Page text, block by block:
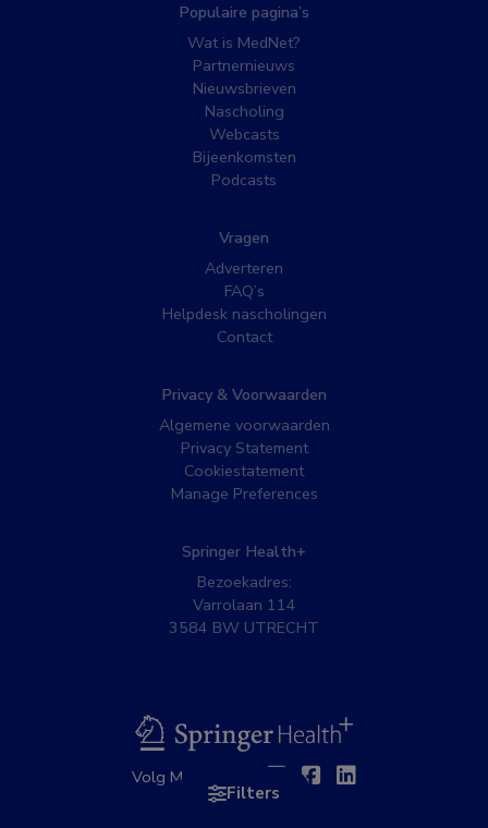
Filters
Populaire pagina’s
Wat is MedNet?
Partnernieuws
Nieuwsbrieven
Nascholing
Webcasts
Bijeenkomsten
Podcasts
Vragen
Adverteren
FAQ’s
Helpdesk nascholingen
Contact
Privacy & Voorwaarden
Algemene voorwaarden
Privacy Statement
Cookiestatement
Manage Preferences
Springer Health+
Bezoekadres:
Varrolaan 114
3584 BW UTRECHT
BSL
Volg MedNet op: TwitterFacebook
Linkedin